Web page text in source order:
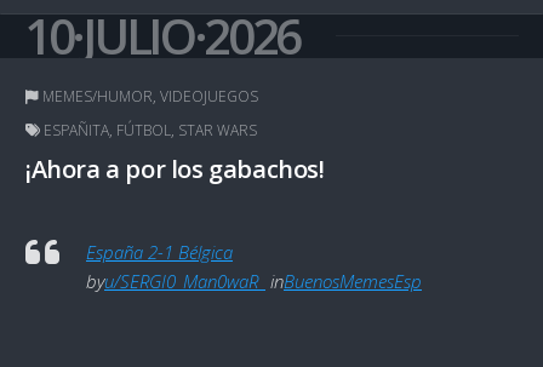
10·JULIO·2026
MEMES/HUMOR, VIDEOJUEGOS
ESPAÑITA, FÚTBOL, STAR WARS
¡Ahora a por los gabachos!
España 2-1 Bélgica
byu/SERGI0_Man0waR_ inBuenosMemesEsp